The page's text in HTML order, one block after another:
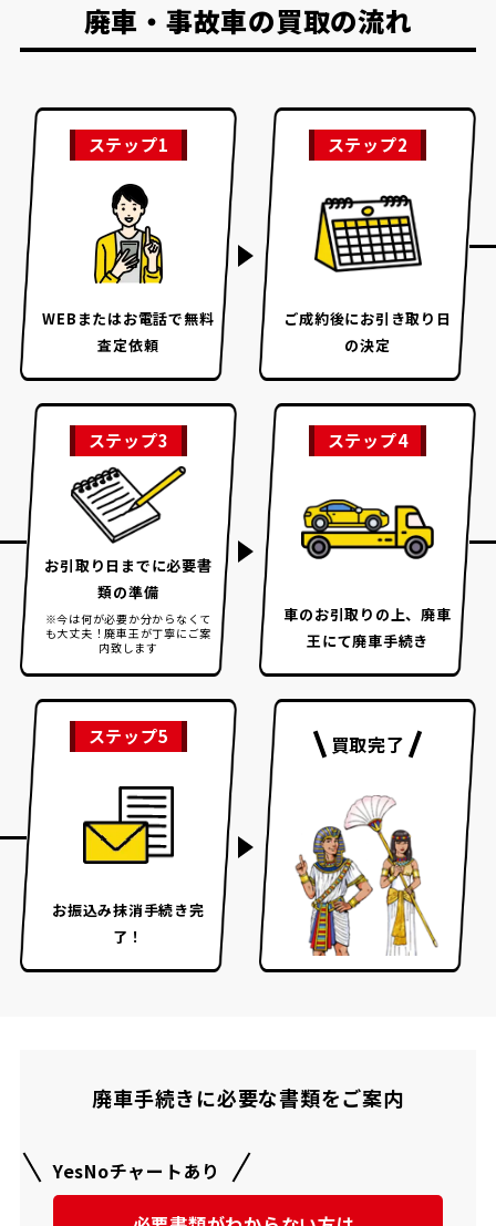
廃車・事故車の買取の流れ
ステップ1
WEBまたはお電話で無料
査定依頼
ステップ2
ご成約後にお引き取り日
の決定
ステップ3
お引取り日までに必要書
類の準備
※今は何が必要か分からなくて
も大丈夫！廃車王が丁寧にご案
内致します
ステップ4
車のお引取りの上、廃車
王にて廃車手続き
ステップ5
お振込み抹消手続き完
了！
買取完了
廃車手続きに必要な書類をご案内
YesNoチャートあり